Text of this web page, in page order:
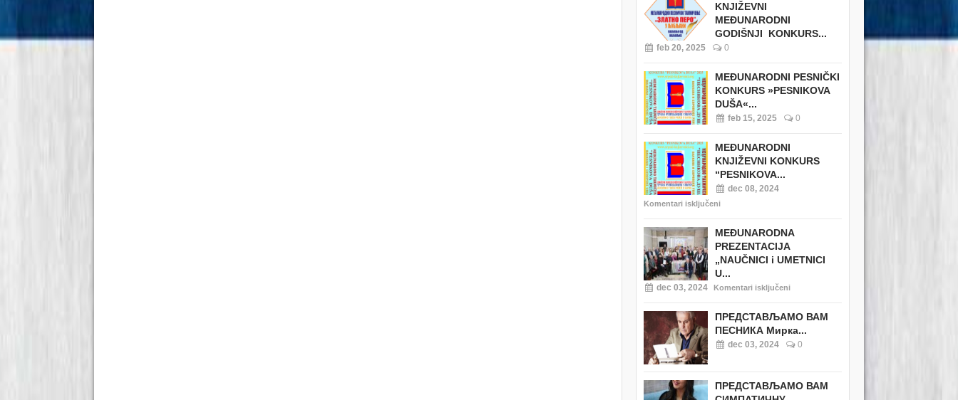
KNJIŽEVNI
MEĐUNARODNI
GODIŠNJI KONKURS...
feb 20, 2025 0
MEĐUNARODNI PESNIČKI
KONKURS »PESNIKOVA
DUŠA«...
feb 15, 2025 0
MEĐUNARODNI
KNJIŽEVNI KONKURS
“PESNIKOVA...
dec 08, 2024
Komentari isključeni
MEĐUNARODNA
PREZENTACIJA
„NAUČNICI i UMETNICI
U...
dec 03, 2024 Komentari isključeni
ПРЕДСТАВЉАМО ВАМ
ПЕСНИКА Мирка...
dec 03, 2024 0
ПРЕДСТАВЉАМО ВАМ